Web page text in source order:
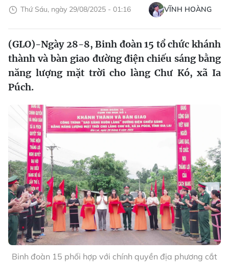
Thứ Sáu, ngày 29/08/2025 - 01:16 VĨNH HOÀNG
(GLO)-Ngày 28-8, Binh đoàn 15 tổ chức khánh
thành và bàn giao đường điện chiếu sáng bằng
năng lượng mặt trời cho làng Chư Kó, xã Ia
Púch.
Binh đoàn 15 phối hợp với chính quyền địa phương cắt